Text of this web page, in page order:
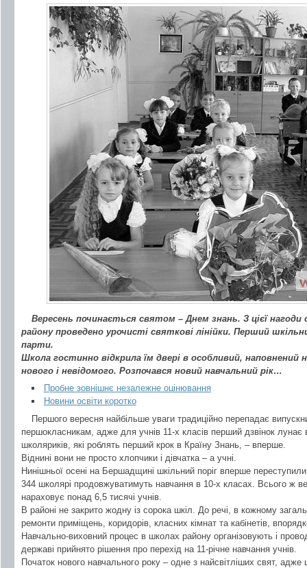
Вересень починається святом – Днем знань. З цієї нагоди
району проведено урочисті святкові лінійки. Перший
парти.
Школа гостинно відкрила їм двері в особливий,
нового і невідомого. Розпочався новий навчальний рік…
Пробне зовнішнє незалежне оцінювання
Новини освіти коротко
Першого вересня найбільше уваги традиційно перепадає
першокласникам, адже для учнів 11-х класів перший дзвінок
школяриків, які роблять перший крок в Країну Знань, – вперше.
Віднині вони не просто хлопчики і дівчатка – а учні.
Нинішньої осені на Бершадщині шкільний поріг вперше
344 школярі продовжуватимуть навчання в 10-х класах. Всього ж
нараховує понад 6,5 тисячі учнів.
В районі не закрито жодну із сорока шкіл. До речі, в кожному
ремонти приміщень, коридорів, класних кімнат та кабінетів,
Навчально-виховний процес в школах району організовують і
державі прийнято рішення про перехід на 11-річне навчання учнів.
Початок нового навчального року – одне з найсвітліших свят, адже